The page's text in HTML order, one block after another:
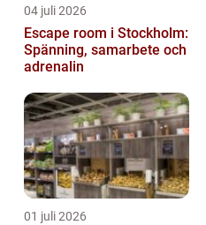
04 juli 2026
Escape room i Stockholm:
Spänning, samarbete och
adrenalin
01 juli 2026